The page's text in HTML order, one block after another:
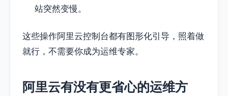
站突然变慢。
这些操作阿里云控制台都有图形化引导，照着做
就行，不需要你成为运维专家。
阿里云有没有更省心的运维方